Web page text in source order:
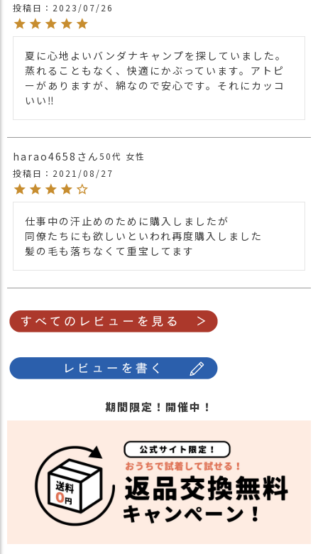
投稿日
2023/07/26
夏に心地よいバンダナキャンプを探していました。
蒸れることもなく、快適にかぶっています。アトピ
ーがありますが、綿なので安心です。それにカッコ
いい‼️
harao4658 50代 女性
投稿日
2021/08/27
仕事中の汗止めのために購入しましたが
同僚たちにも欲しいといわれ再度購入しました
髪の毛も落ちなくて重宝してます
期間限定！開催中！